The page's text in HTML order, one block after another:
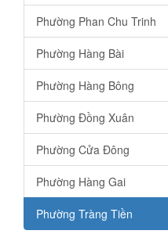
Phường Phan Chu Trinh
Phường Hàng Bài
Phường Hàng Bông
Phường Đồng Xuân
Phường Cửa Đông
Phường Hàng Gai
Phường Tràng Tiền